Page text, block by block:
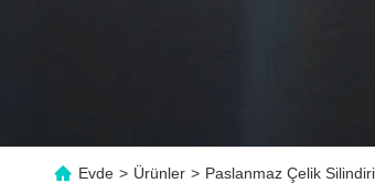
Evde > Ürünler > Paslanmaz Çelik